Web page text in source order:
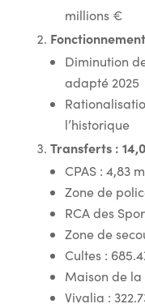
millions €
Diminution
adapté 2025
l’historique
Transferts :
CPAS : 4,83
Zone de
RCA des
Zone de
Cultes :
Maison de la
Vivalia :